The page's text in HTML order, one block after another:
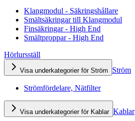
Klangmodul - Säkringshållare
Smältsäkringar till Klangmodul
Finsäkringar - High End
Smältproppar - High End
Hörlursställ
Visa underkategorier för Ström Ström
Strömfördelare, Nätfilter
Visa underkategorier för Kablar Kablar